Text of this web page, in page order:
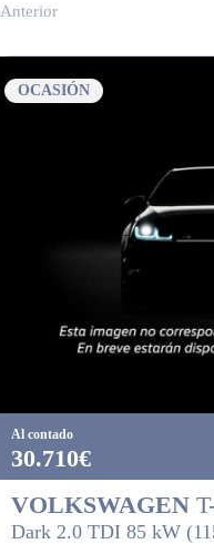
Anterior
OCASIÓN
Al contado
30.710€
VOLKSWAGEN
Dark 2.0 TDI 85 kW